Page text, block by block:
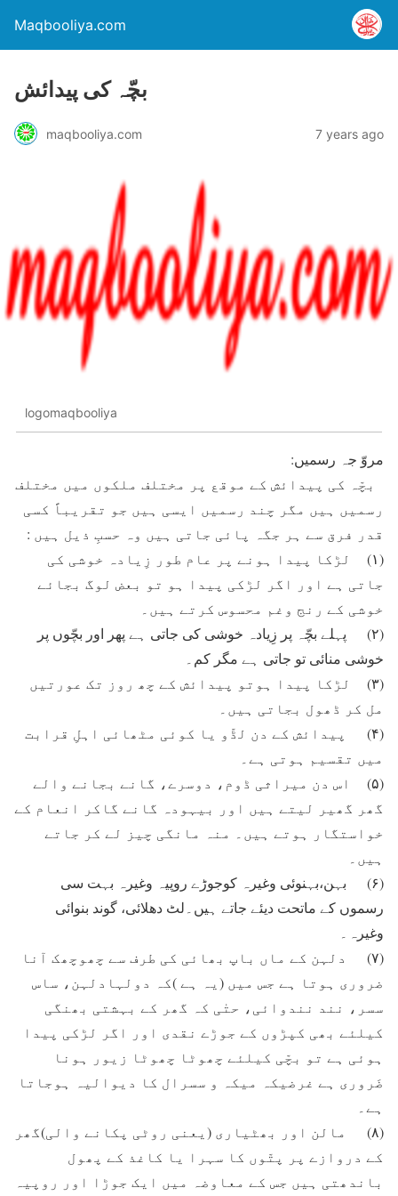
Maqbooliya.com
بچّہ کی پیدائش
maqbooliya.com 7 years ago
logomaqbooliya
مروّ جہ رسمیں:
بچّہ کی پیدائش کے موقع پر مختلف ملکوں میں مختلف
رسمیں ہیں مگر چند رسمیں ایسی ہیں جو تقریباً کسی
قدر فرق سے ہر جگہ پائی جاتی ہیں وہ حسبِ ذیل ہیں :
(۱) لڑکا پیدا ہونے پر عام طور زِیادہ خوشی کی
جاتی ہے اور اگر لڑکی پیدا ہو تو بعض لوگ بجائے
خوشی کے رنج وغم محسوس کرتے ہیں۔
(۲) پہلے بچّہ پر زِیادہ خوشی کی جاتی ہے پھر اور بچّوں پر
خوشی منائی تو جاتی ہے مگر کم۔
(۳) لڑکا پیدا ہوتو پیدائش کے چھ روز تک عورتیں
مل کر ڈھول بجاتی ہیں۔
(۴) پیدائش کے دن لڈّو یا کوئی مٹھائی اہلِ قرابت
میں تقسیم ہوتی ہے۔
(۵) اس دن میراثی ڈوم، دوسرے، گانے بجانے والے
گھر گھیر لیتے ہیں اور بیہودہ گانے گاکر انعام کے
خواستگار ہوتے ہیں۔ منہ مانگی چیز لے کر جاتے
ہیں۔
(۶) بہن،بہنوئی وغیرہ کوجوڑے روپیہ وغیرہ بہت سی
رسموں کے ماتحت دیئے جاتے ہیں۔لٹ دھلائی، گوند بنوائی
وغیرہ۔
(۷) دلہن کے ماں باپ بھائی کی طرف سے چھوچھک آنا
ضروری ہوتا ہے جس میں (یہ ہے )کہ دولہادلہن، ساس
سسر، نند نندوائی، حتٰی کہ گھر کے بہشتی بھنگی
کیلئے بھی کپڑوں کے جوڑے نقدی اور اگر لڑکی پیدا
ہوئی ہے تو بچّی کیلئے چھوٹا چھوٹا زیور ہونا
ضَروری ہے غرضیکہ میکہ و سسرال کا دیوالیہ ہوجاتا
ہے۔
(۸) مالن اور بھٹیاری (یعنی روٹی پکانے والی)گھر
کے دروازے پر پتّوں کا سہرا یا کاغذ کے پھول
باندھتی ہیں جس کے معاوضہ میں ایک جوڑا اور روپیہ